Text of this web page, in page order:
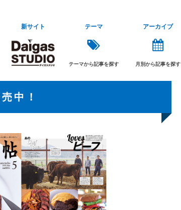
新サイト テーマ
テーマから記事を探す
アーカイブ
月別から記事を探す
中！